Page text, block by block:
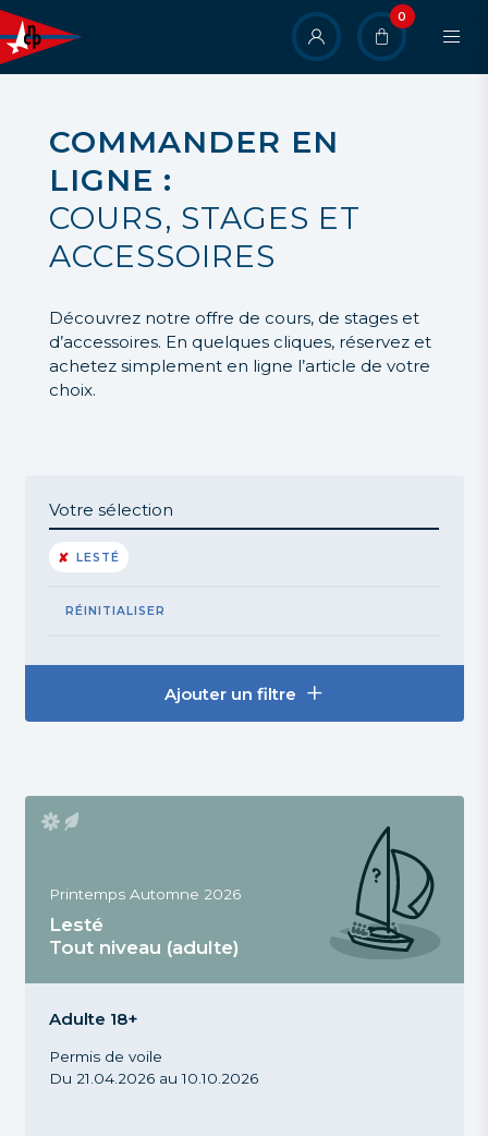
Aller
au
contenu
principal
User
account
0
COMMANDER EN
LIGNE :
COURS, STAGES ET
ACCESSOIRES
Découvrez notre offre de cours, de stages et
d’accessoires. En quelques cliques, réservez et
achetez simplement en ligne l’article de votre
choix.
Votre sélection
LESTÉ
RÉINITIALISER
Ajouter un filtre
Printemps Automne 2026
Lesté
Tout niveau (adulte)
Adulte 18+
Permis de voile
Du 21.04.2026 au 10.10.2026